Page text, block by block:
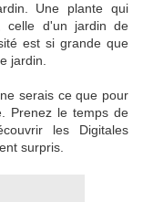
Une plante qui
celle d'un jardin de
est si grande que
jardin.
serais ce que pour
Prenez le temps de
les Digitales
surpris.